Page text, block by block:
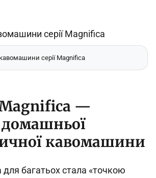
кавомашини серії Magnifica
Magnifica —
кавомашини
для багатьох стала «точкою